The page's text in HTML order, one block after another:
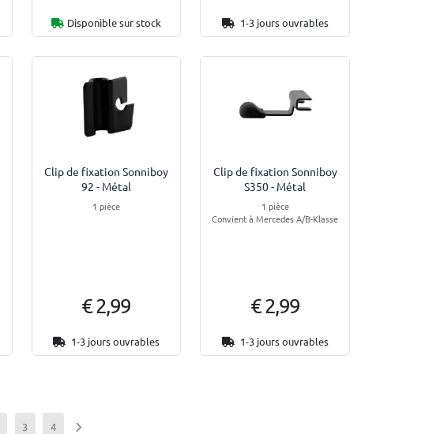
Disponible sur stock 1-3 jours ouvrables
Clip de fixation Sonniboy
92 - Métal
1 pièce
€ 2,99
1-3 jours ouvrables
Clip de fixation Sonniboy
S350 - Métal
1 pièce
Convient à Mercedes A/B-Klasse
€ 2,99
1-3 jours ouvrables
3 4